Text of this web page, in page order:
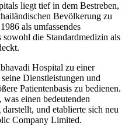
liegt tief in dem Bestreben,
Bevölkerung zu
als umfassendes
sowohl die Standardmedizin als
Hospital zu einer
Dienstleistungen und
Patientenbasis zu bedienen.
einen bedeutenden
und etablierte sich neu
Company Limited.